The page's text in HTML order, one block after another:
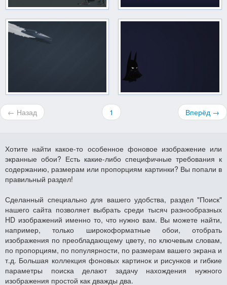
← Назад 1 Вперёд →
Хотите найти какое-то особенное фоновое изображение или
экранные обои? Есть какие-либо специфичные требования к
содержанию, размерам или пропорциям картинки? Вы попали в
правильный раздел!
Сделанный специально для вашего удобства, раздел "Поиск"
нашего сайта позволяет выбрать среди тысяч разнообразных
HD изображений именно то, что нужно вам. Вы можете найти,
например, только широкоформатные обои, отобрать
изображения по преобладающему цвету, по ключевым словам,
по пропорциям, по популярности, по размерам вашего экрана и
т.д. Большая коллекция фоновых картинок и рисунков и гибкие
параметры поиска делают задачу нахождения нужного
изображения простой как дважды два.